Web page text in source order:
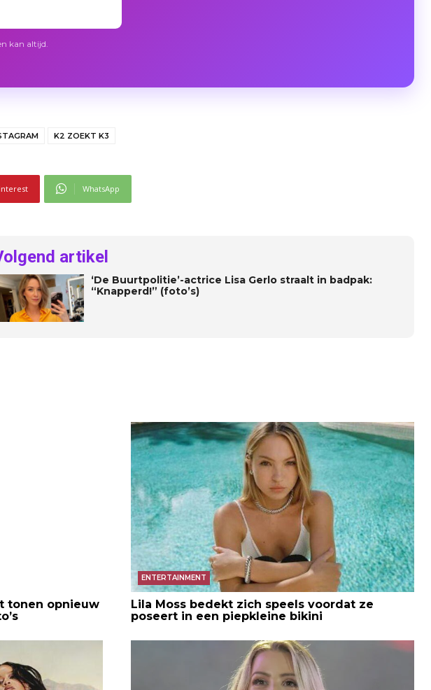
kan altijd.
K2 ZOEKT K3
WhatsApp
artikel
‘De Buurtpolitie’-actrice Lisa Gerlo straalt in badpak:
“Knapperd!” (foto’s)
tonen opnieuw
ENTERTAINMENT
Lila Moss bedekt zich speels voordat ze
poseert in een piepkleine bikini